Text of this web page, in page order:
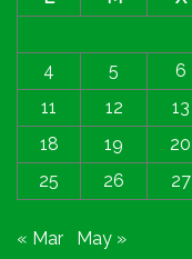
4
5 6
11
12 13
18
19 20
25
26 27
« Mar May »